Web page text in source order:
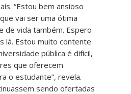
“Estou bem ansioso
vai ser uma ótima
de vida também. Espero
lá. Estou muito contente
pública é difícil,
que oferecem
o estudante”, revela.
sendo ofertadas